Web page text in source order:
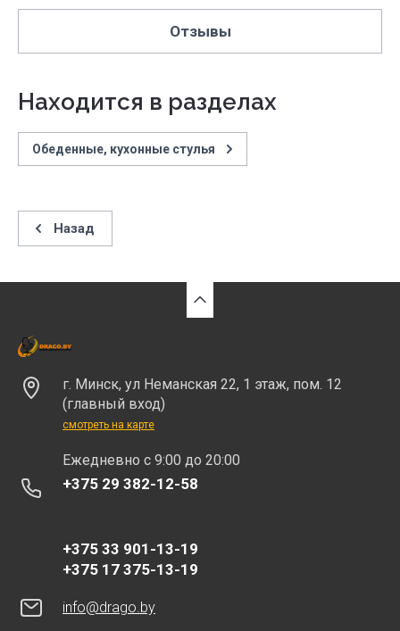
Отзывы
Находится в разделах
Обеденные, кухонные стулья
Назад
г. Минск, ул Неманская 22, 1 этаж, пом. 12
(главный вход)
смотреть на карте
Eжедневно с 9:00 до 20:00
+375 29 382-12-58
+375 33 901-13-19
+375 17 375-13-19
info@drago.by